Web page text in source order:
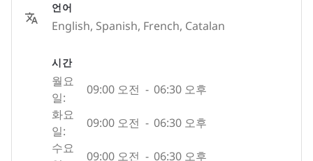
언어
English, Spanish, French, Catalan
시간
월요
일:
09:00 오전 - 06:30 오후
화요
일:
09:00 오전 - 06:30 오후
수요
09:00 오전 - 06:30 오후